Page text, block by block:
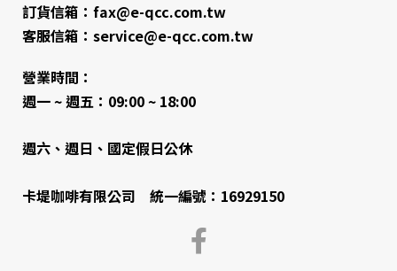
訂貨信箱：fax@e-qcc.com.tw
客服信箱：service@e-qcc.com.tw
營業時間：
週一 ~ 週五：09:00 ~ 18:00
週六、週日、國定假日公休
卡堤咖啡有限公司 統一編號：16929150